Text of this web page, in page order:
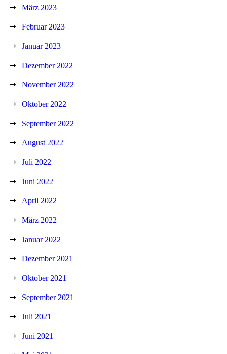
März 2023
Februar 2023
Januar 2023
Dezember 2022
November 2022
Oktober 2022
September 2022
August 2022
Juli 2022
Juni 2022
April 2022
März 2022
Januar 2022
Dezember 2021
Oktober 2021
September 2021
Juli 2021
Juni 2021